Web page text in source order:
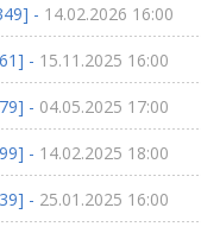
- 14.02.2026 16:00
- 15.11.2025 16:00
- 04.05.2025 17:00
- 14.02.2025 18:00
- 25.01.2025 16:00